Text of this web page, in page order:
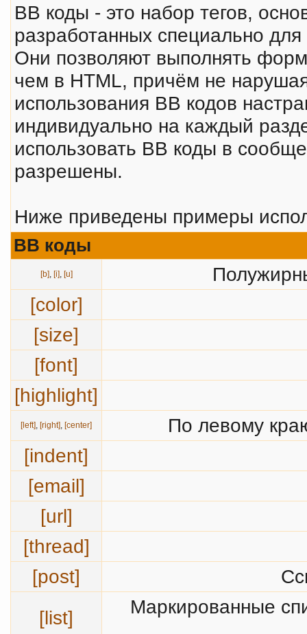
BB коды - это набор тегов,
разработанных специально
Они позволяют выполнять
чем в HTML, причём не
использования BB кодов
индивидуально на каждый
использовать BB коды в
разрешены.
Ниже приведены примеры
BB коды
[b], [i], [u]
[color]
[size]
[font]
[highlight]
[left], [right], [center]
По левому
[indent]
[email]
[url]
[thread]
[post]
[list]
Маркированные